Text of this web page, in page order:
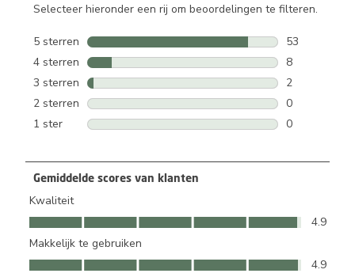
Selecteer hieronder een rij om beoordelingen te filteren.
5 sterren sterren
53
53
4 sterren sterren
8
8
3 sterren sterren
2
2
2 sterren sterren
0
0
1 ster sterren
0
Gemiddelde scores van klanten
Kwaliteit
Kwaliteit, 4.9 van 5
4.9
Makkelijk te gebruiken
Makkelijk te gebruiken, 4.9 van 5
4.9